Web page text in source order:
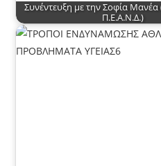
Συνέντευξη με την Σοφία
Π.Ε.Α.Ν.Δ.)